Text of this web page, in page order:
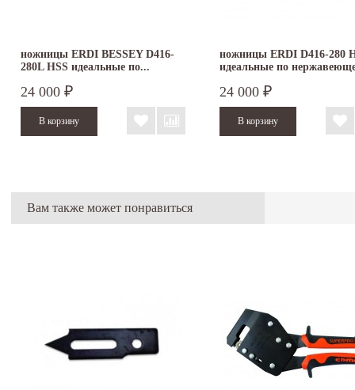
ножницы ERDI BESSEY D416-
280L HSS идеальные по...
24 000 ₽
ножницы ERDI D416-280
идеальные по
24 000 ₽
Вам также может понравиться